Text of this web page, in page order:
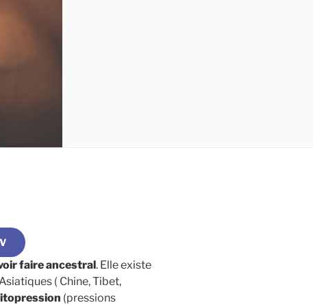
faire ancestral. Elle existe
( Chine, Tibet,
(pressions